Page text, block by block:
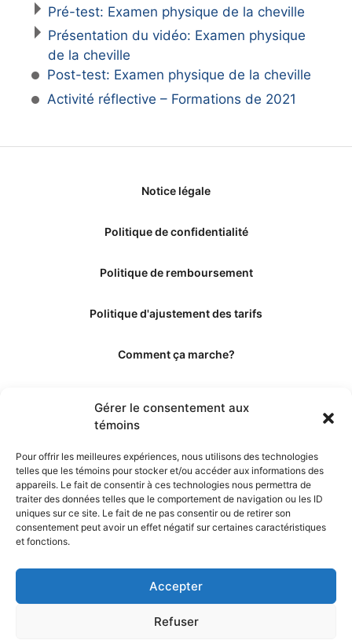
Gérer le consentement aux
témoins
Pour offrir les meilleures expériences, nous utilisons des technologies
telles que les témoins pour stocker et/ou accéder aux informations des
appareils. Le fait de consentir à ces technologies nous permettra de
traiter des données telles que le comportement de navigation ou les ID
uniques sur ce site. Le fait de ne pas consentir ou de retirer son
consentement peut avoir un effet négatif sur certaines caractéristiques
et fonctions.
Accepter
Refuser
Pré-test: Examen physique de la cheville
Présentation du vidéo: Examen physique
de la cheville
Post-test: Examen physique de la cheville
Activité réflective – Formations de 2021
Notice légale
Politique de confidentialité
Politique de remboursement
Politique d'ajustement des tarifs
Comment ça marche?
Les éditeurs
Les experts et collaborateurs